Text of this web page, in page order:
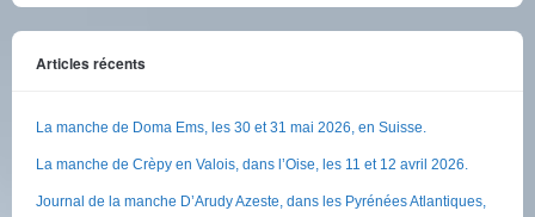
Articles récents
La manche de Doma Ems, les 30 et 31 mai 2026, en Suisse.
La manche de Crèpy en Valois, dans l’Oise, les 11 et 12 avril 2026.
Journal de la manche D’Arudy Azeste, dans les Pyrénées Atlantiques,